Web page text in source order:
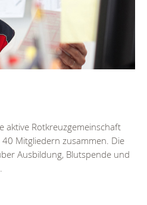
aktive Rotkreuzgemeinschaft
Mitgliedern zusammen. Die
Ausbildung, Blutspende und